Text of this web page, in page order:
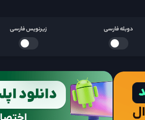
دوبله فارسی زیرنویس فارسی